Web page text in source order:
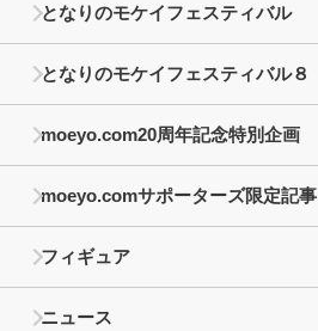
となりのモケイフェスティバル
となりのモケイフェスティバル８
moeyo.com20周年記念特別企画
moeyo.comサポーターズ限定記事
フィギュア
ニュース